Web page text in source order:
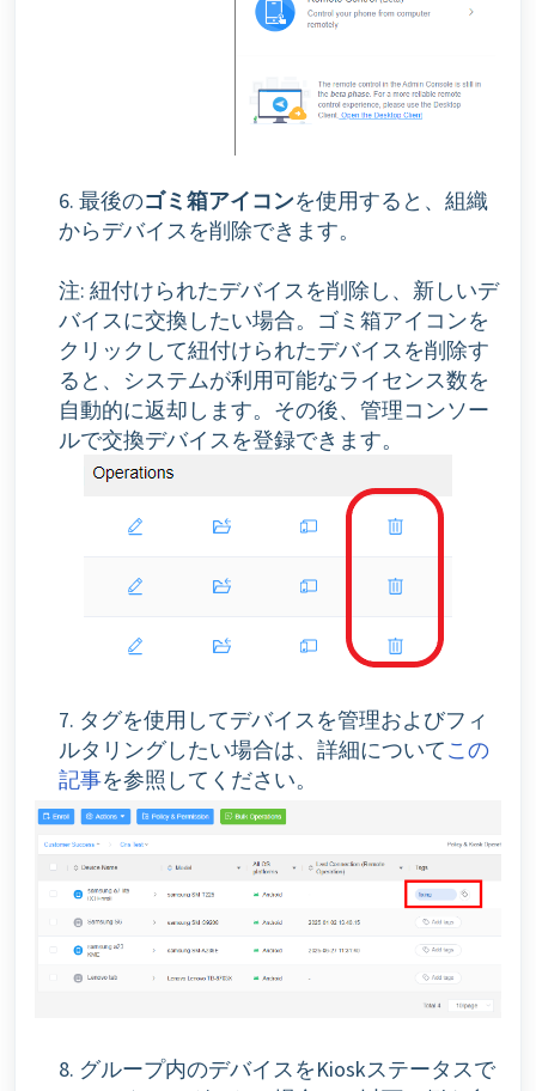
6. 最後のゴミ箱アイコンを使用すると、組織
からデバイスを削除できます。
注: 紐付けられたデバイスを削除し、新しいデ
バイスに交換したい場合。ゴミ箱アイコンを
クリックして紐付けられたデバイスを削除す
ると、システムが利用可能なライセンス数を
自動的に返却します。その後、管理コンソー
ルで交換デバイスを登録できます。
7. タグを使用してデバイスを管理およびフィ
ルタリングしたい場合は、詳細についてこの
記事を参照してください。
8. グループ内のデバイスをKioskステータスで